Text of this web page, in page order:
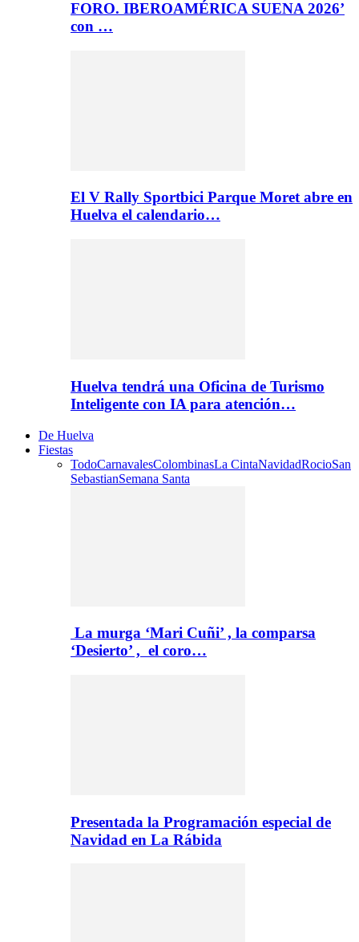
FORO. IBEROAMÉRICA SUENA 2026’
con …
El V Rally Sportbici Parque Moret abre en
Huelva el calendario…
Huelva tendrá una Oficina de Turismo
Inteligente con IA para atención…
De Huelva
Fiestas
TodoCarnavalesColombinasLa CintaNavidadRocioSan
SebastianSemana Santa
La murga ‘Mari Cuñi’ , la comparsa
‘Desierto’ , el coro…
Presentada la Programación especial de
Navidad en La Rábida